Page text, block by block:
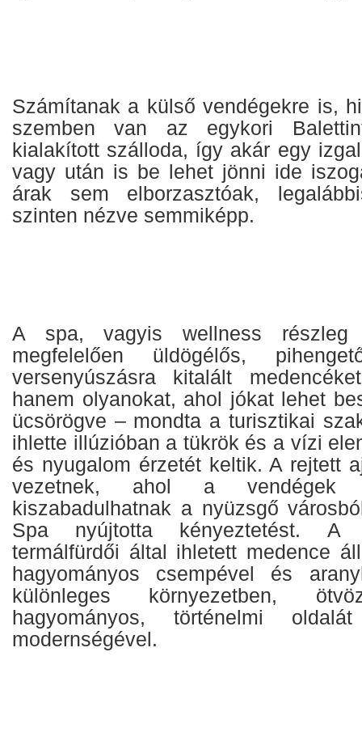
Számítanak a külső vendégekre is,
szemben van az egykori
kialakított szálloda, így akár egy
vagy után is be lehet jönni ide
árak sem elborzasztóak,
szinten nézve semmiképp.
A spa, vagyis wellness részleg
megfelelően üldögélős,
versenyúszásra kitalált
hanem olyanokat, ahol jókat lehet
ücsörögve – mondta a turisztikai
ihlette illúzióban a tükrök és a vízi
és nyugalom érzetét keltik. A rejtett
vezetnek, ahol a vendégek
kiszabadulhatnak a nyüzsgő
Spa nyújtotta kényeztetést. A
termálfürdői által ihletett medence
hagyományos csempével és
különleges környezetben,
hagyományos, történelmi
modernségével.